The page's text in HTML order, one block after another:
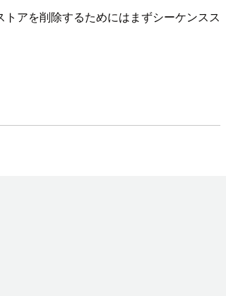
アを削除するためにはまずシーケンスス